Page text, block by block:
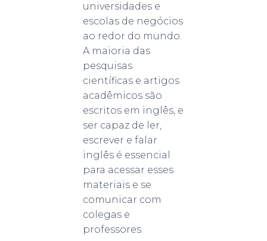
universidades e
escolas de negócios
ao redor do mundo.
A maioria das
pesquisas
científicas e artigos
acadêmicos são
escritos em inglês, e
ser capaz de ler,
escrever e falar
inglês é essencial
para acessar esses
materiais e se
comunicar com
colegas e
professores.